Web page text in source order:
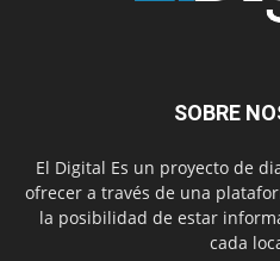
SOBRE
El Digital Es un proyecto de
ofrecer a través de una
la posibilidad de estar
cada